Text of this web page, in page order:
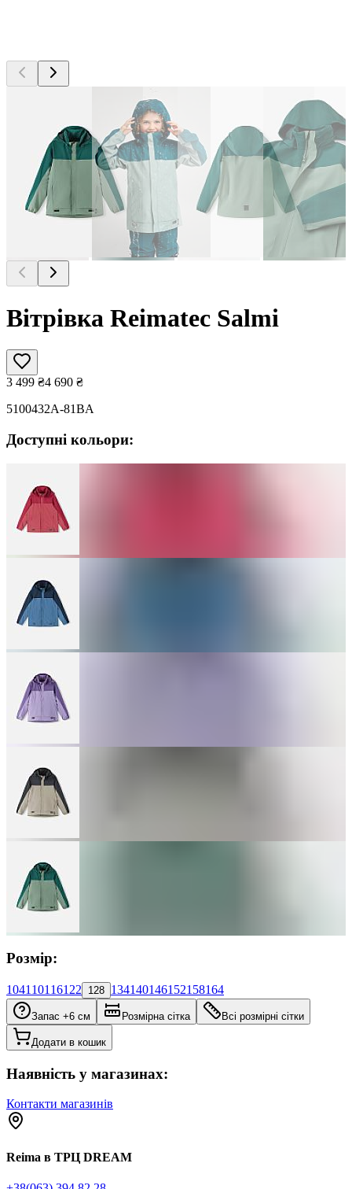
Вітрівка Reimatec Salmi
3 499 ₴4 690 ₴
5100432A-81BA
Доступні кольори:
Розмір:
104110116122 128 134140146152158164
Запас +6 см Розмірна сітка Всі розмірні сітки
Додати в кошик
Наявність у магазинах:
Контакти магазинів
Reima в ТРЦ DREAM